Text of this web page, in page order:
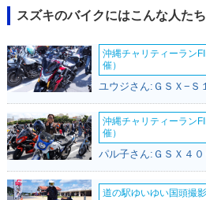
スズキのバイクにはこんな人た
沖縄チャリティーラン
催）
ユウジさん:ＧＳＸ−Ｓ
沖縄チャリティーラン
催）
パル子さん:ＧＳＸ４
道の駅ゆいゆい国頭撮